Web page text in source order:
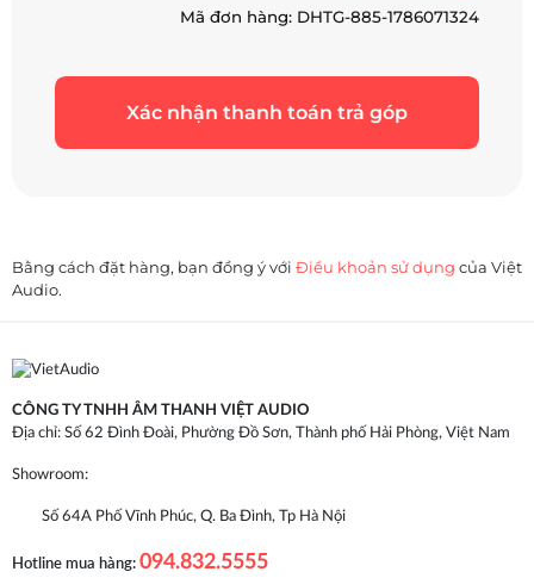
Mã đơn hàng: DHTG-885-1786071324
Xác nhận thanh toán trả góp
Bằng cách đặt hàng, bạn đồng ý với Điều khoản sử dụng của Việt
Audio.
CÔNG TY TNHH ÂM THANH VIỆT AUDIO
Địa chỉ: Số 62 Đình Đoài, Phường Đồ Sơn, Thành phố Hải Phòng, Việt Nam
Showroom:
Số 64A Phố Vĩnh Phúc, Q. Ba Đình, Tp Hà Nội
Hotline mua hàng:094.832.5555